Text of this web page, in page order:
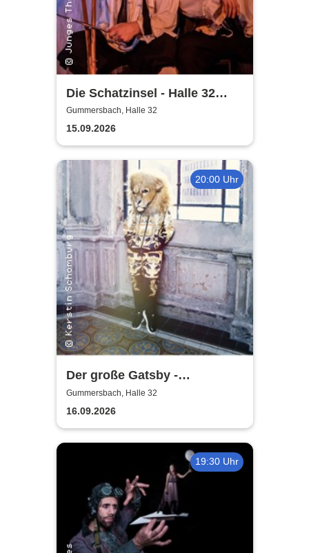
Die Schatzinsel - Halle 32
Gummersbach
Gummersbach, Halle 32
15.09.2026
20:00 Uhr
Der große Gatsby -
Rheinisches Landestheater
Neuss
Gummersbach, Halle 32
16.09.2026
19:30 Uhr